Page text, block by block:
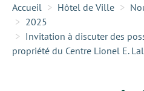
Accueil Hôtel de Ville
2025
Invitation à discuter des
propriété du Centre Lionel E.